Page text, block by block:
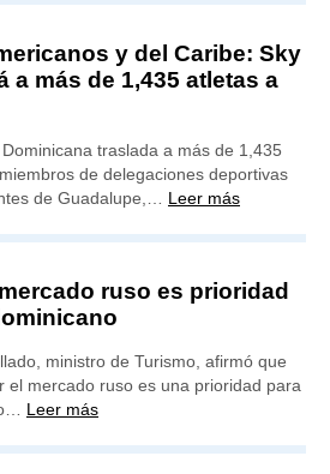
y del Caribe: Sky
a más de 1,435 atletas a
traslada a más de 1,435
de delegaciones deportivas
de Guadalupe,… Leer más
ruso es prioridad
ministro de Turismo, afirmó que
el mercado ruso es una prioridad para
Leer más